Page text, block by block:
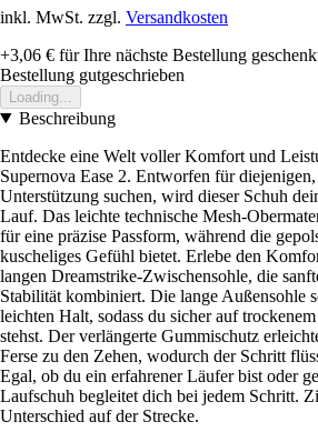
inkl. MwSt. zzgl. Versandkosten
+3,06 € für Ihre nächste Bestellung
Bestellung gutgeschrieben
Loading...
Beschreibung
Entdecke eine Welt voller Komfort und
Supernova Ease 2. Entworfen für
Unterstützung suchen, wird dieser Schuh
Lauf. Das leichte technische Mesh-
für eine präzise Passform, während die
kuscheliges Gefühl bietet. Erlebe den
langen Dreamstrike-Zwischensohle, die
Stabilität kombiniert. Die lange Außensohle
leichten Halt, sodass du sicher auf
stehst. Der verlängerte Gummischutz
Ferse zu den Zehen, wodurch der Schritt
Egal, ob du ein erfahrener Läufer bist oder
Laufschuh begleitet dich bei jedem Schritt.
Unterschied auf der Strecke.